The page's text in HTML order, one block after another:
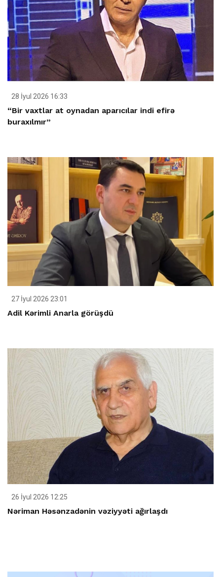
28 İyul 2026 16:33
“Bir vaxtlar at oynadan aparıcılar indi efirə
buraxılmır”
27 İyul 2026 23:01
Adil Kərimli Anarla görüşdü
26 İyul 2026 12:25
Nəriman Həsənzadənin vəziyyəti ağırlaşdı